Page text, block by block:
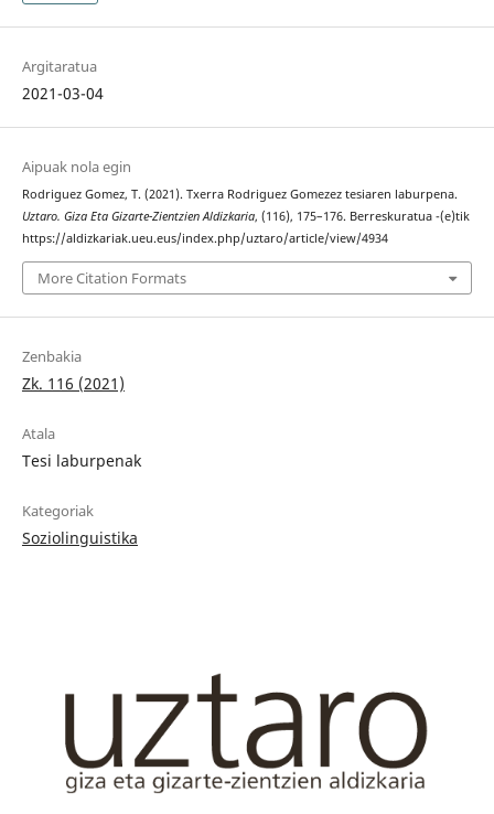
Argitaratua
2021-03-04
Aipuak nola egin
Rodriguez Gomez, T. (2021). Txerra Rodriguez Gomezez tesiaren laburpena.
Uztaro. Giza Eta Gizarte-Zientzien Aldizkaria, (116), 175–176. Berreskuratua -(e)tik
https://aldizkariak.ueu.eus/index.php/uztaro/article/view/4934
More Citation Formats
Zenbakia
Zk. 116 (2021)
Atala
Tesi laburpenak
Kategoriak
Soziolinguistika